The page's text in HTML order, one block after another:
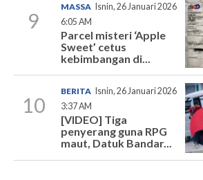
9
MASSA
Isnin, 26 Januari 2026
6:05 AM
Parcel misteri ‘Apple
Sweet’ cetus
kebimbangan di...
10
BERITA
Isnin, 26 Januari 2026
3:37 AM
[VIDEO] Tiga
penyerang guna RPG
maut, Datuk Bandar...